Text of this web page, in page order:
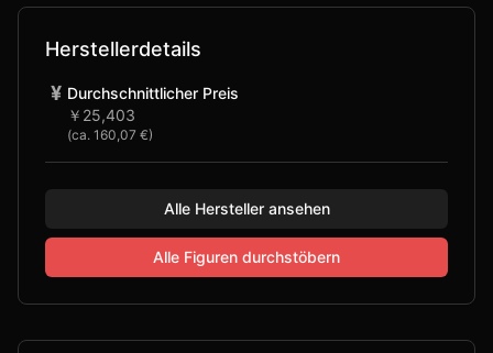
Herstellerdetails
¥ Durchschnittlicher Preis
￥25,403
(ca. 160,07 €)
Alle Hersteller ansehen
Alle Figuren durchstöbern